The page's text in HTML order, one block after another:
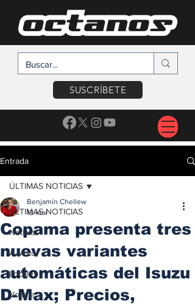
SUSCRÍBETE
Entrada
ÚLTIMAS NOTICIAS
Noticias
A Motor
Locales
Voltaje
ÚLTIMAS NOTICIAS
Copama presenta tres
nuevas variantes
automáticas del Isuzu
D-Max; Precios,
Benjamín Chellew
13 mar